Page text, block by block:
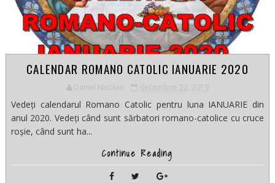
CALENDAR ROMANO CATOLIC IANUARIE 2020
Daniel Nicolae decembrie 22, 2019
Vedeți calendarul Romano Catolic pentru luna IANUARIE din
anul 2020. Vedeți când sunt sărbatori romano-catolice cu cruce
roșie, când sunt ha...
Continue Reading